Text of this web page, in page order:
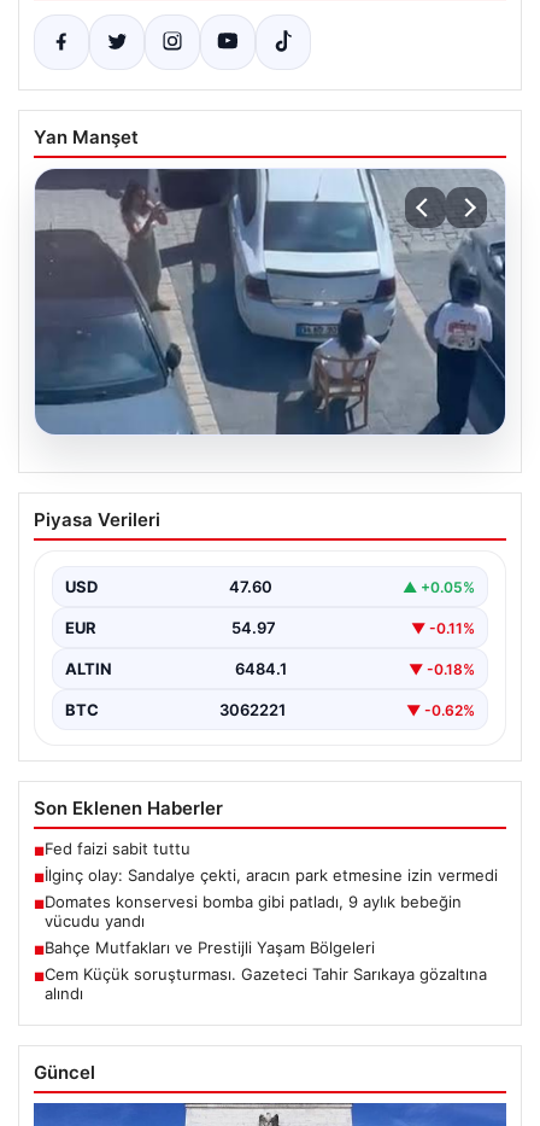
Yan Manşet
05.08.2026
İlginç olay: Sandalye çekti, aracın park
etmesine izin vermedi
Otomobilin Park Etmesine Tepkili Çalışan Arasında
Gerginlik Yaşandı",…
Piyasa Verileri
USD 47.60 ▲ +0.05%
EUR 54.97 ▼ -0.11%
ALTIN 6484.1 ▼ -0.18%
BTC 3062221 ▼ -0.62%
Son Eklenen Haberler
■Fed faizi sabit tuttu
■İlginç olay: Sandalye çekti, aracın park etmesine izin vermedi
■Domates konservesi bomba gibi patladı, 9 aylık bebeğin
vücudu yandı
■Bahçe Mutfakları ve Prestijli Yaşam Bölgeleri
■Cem Küçük soruşturması. Gazeteci Tahir Sarıkaya gözaltına
alındı
Güncel